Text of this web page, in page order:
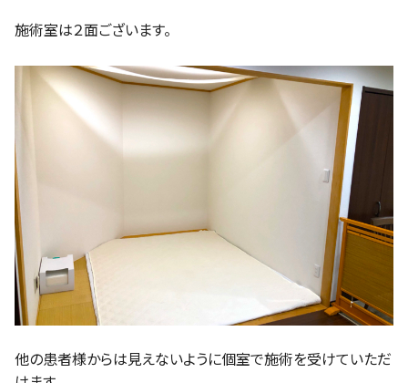
施術室は２面ございます。
他の患者様からは見えないように個室で施術を受けていただ